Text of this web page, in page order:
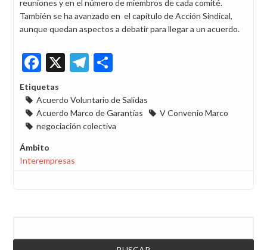
reuniones y en el número de miembros de cada comité.
También se ha avanzado en el capítulo de Acción Sindical,
aunque quedan aspectos a debatir para llegar a un acuerdo.
Facebook
X Telegram
Etiquetas
Acuerdo Voluntario de Salidas
Acuerdo Marco de Garantías
V Convenio Marco
negociación colectiva
Ámbito
Interempresas